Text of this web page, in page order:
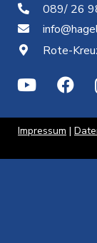
089/ 26
Rote-
Impressum |